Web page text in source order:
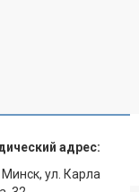
адрес:
Минск, ул. Карла